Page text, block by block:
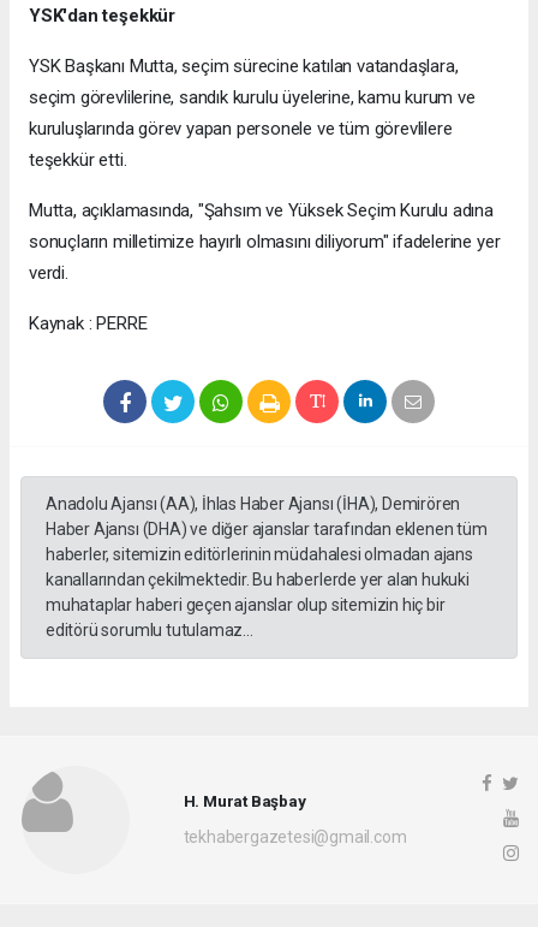
YSK'dan teşekkür
YSK Başkanı Mutta, seçim sürecine katılan vatandaşlara,
seçim görevlilerine, sandık kurulu üyelerine, kamu kurum ve
kuruluşlarında görev yapan personele ve tüm görevlilere
teşekkür etti.
Mutta, açıklamasında, "Şahsım ve Yüksek Seçim Kurulu adına
sonuçların milletimize hayırlı olmasını diliyorum" ifadelerine yer
verdi.
Kaynak : PERRE
Anadolu Ajansı (AA), İhlas Haber Ajansı (İHA), Demirören
Haber Ajansı (DHA) ve diğer ajanslar tarafından eklenen tüm
haberler, sitemizin editörlerinin müdahalesi olmadan ajans
kanallarından çekilmektedir. Bu haberlerde yer alan hukuki
muhataplar haberi geçen ajanslar olup sitemizin hiç bir
editörü sorumlu tutulamaz...
H. Murat Başbay
tekhabergazetesi@gmail.com